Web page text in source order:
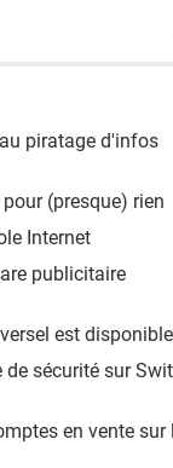
piratage d'infos
(presque) rien
Internet
publicitaire
est disponible
sécurité sur
en vente sur